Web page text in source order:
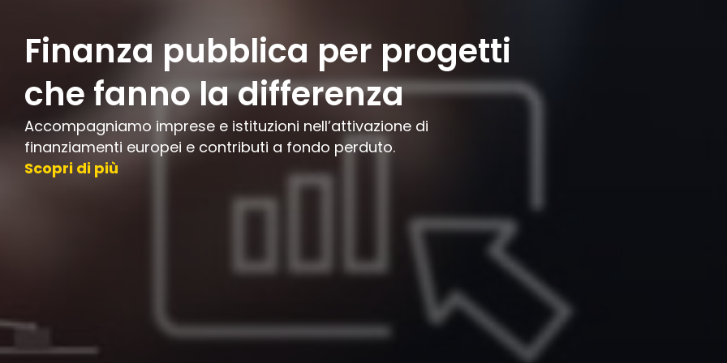
Finanza pubblica per progetti
che fanno la differenza
Accompagniamo imprese e istituzioni nell’attivazione di
finanziamenti europei e contributi a fondo perduto.
Scopri di più